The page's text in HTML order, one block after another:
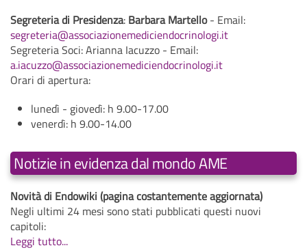
Segreteria di Presidenza: Barbara Martello- Email:
segreteria@associazionemediciendocrinologi.it
Segreteria Soci: Arianna Iacuzzo - Email:
a.iacuzzo@associazionemediciendocrinologi.it
Orari di apertura:
lunedì - giovedì: h 9.00-17.00
venerdì: h 9.00-14.00
Notizie in evidenza dal mondo AME
Novità di Endowiki (pagina costantemente aggiornata)
Negli ultimi 24 mesi sono stati pubblicati questi nuovi
capitoli:
Leggi tutto...